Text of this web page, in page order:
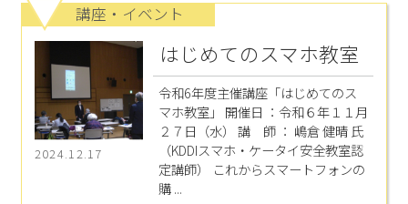
講座・イベント
2024.12.17
はじめてのスマホ教室
令和6年度主催講座「はじめてのス
マホ教室」 開催日 ：令和６年１１月
２７日（水） 講 師 ： 嶋倉 健晴 氏
（KDDIスマホ・ケータイ安全教室認
定講師） これからスマートフォンの
購 ...